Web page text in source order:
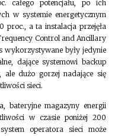
całego potencjału, po ich
w systemie energetycznym
proc., a ta instalacja przejęła
Control and Ancillary
wykorzystywane były jedynie
dające systemowi backup
dużo gorzej nadające się
sieci.
bateryjne magazyny energii
w czasie poniżej 200
operatora sieci może